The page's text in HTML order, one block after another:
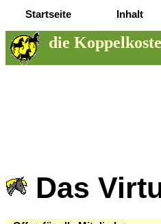
Startseite Inhalt
die
Das